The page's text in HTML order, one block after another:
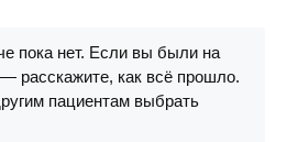
пока нет. Если вы были на
расскажите, как всё прошло.
пациентам выбрать